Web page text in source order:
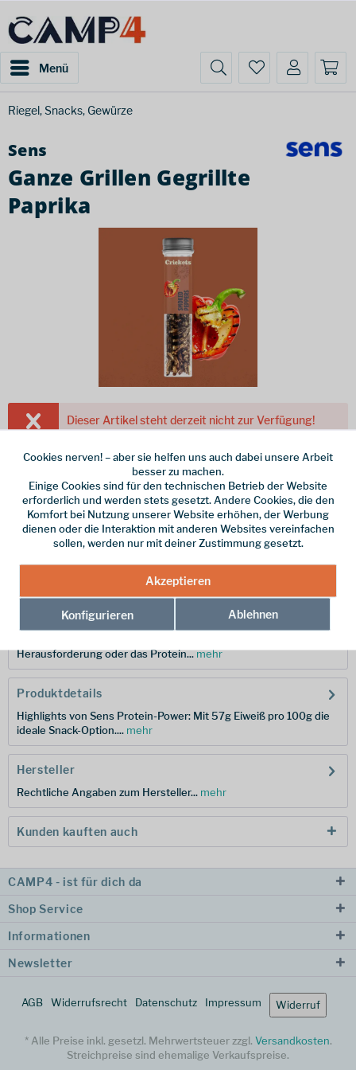
Menü
Riegel, Snacks, Gewürze
Sens
Ganze Grillen Gegrillte
Paprika
Dieser Artikel steht derzeit nicht zur Verfügung!
6,95 € *
0.02 kg (347,50 € * / 1 kg)
inkl. MwSt.zzgl. Versandkosten
Merken
Hersteller-Nr.: CRS-BBQ
Beschreibung
Herausforderung oder das Protein...mehr
Produktdetails
Highlights von Sens Protein-Power: Mit 57g Eiweiß pro 100g die
ideale Snack-Option.... mehr
Hersteller
Rechtliche Angaben zum Hersteller... mehr
Kunden kauften auch
CAMP4 - ist für dich da
Shop Service
Informationen
Newsletter
AGB Widerrufsrecht Datenschutz Impressum Widerruf
* Alle Preise inkl. gesetzl. Mehrwertsteuer zzgl. Versandkosten.
Streichpreise sind ehemalige Verkaufspreise.
Cookies nerven! – aber sie helfen uns auch dabei unsere Arbeit
besser zu machen.
Einige Cookies sind für den technischen Betrieb der Website
erforderlich und werden stets gesetzt. Andere Cookies, die den
Komfort bei Nutzung unserer Website erhöhen, der Werbung
dienen oder die Interaktion mit anderen Websites vereinfachen
sollen, werden nur mit deiner Zustimmung gesetzt.
Akzeptieren
Konfigurieren Ablehnen